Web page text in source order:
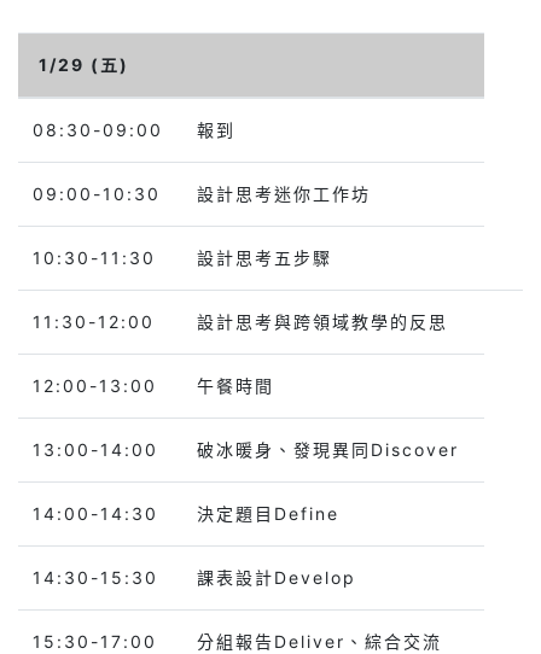
1/29 (五)
08:30-09:00 報到
09:00-10:30 設計思考迷你工作坊
10:30-11:30 設計思考五步驟
11:30-12:00 設計思考與跨領域教學的反思
12:00-13:00 午餐時間
13:00-14:00 破冰暖身、發現異同Discover
14:00-14:30 決定題目Define
14:30-15:30 課表設計Develop
15:30-17:00 分組報告Deliver、綜合交流